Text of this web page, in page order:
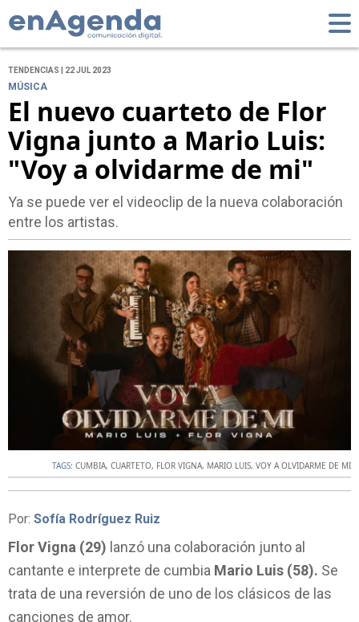
TENDENCIAS | 22 JUL 2023
MÚSICA
El nuevo cuarteto de Flor
Vigna junto a Mario Luis:
"Voy a olvidarme de mi"
Ya se puede ver el videoclip de la nueva colaboración
entre los artistas.
TAGS: CUMBIA, CUARTETO, FLOR VIGNA, MARIO LUIS, VOY A OLVIDARME DE MI
Por: Sofía Rodríguez Ruiz
Flor Vigna (29) lanzó una colaboración junto al
cantante e interprete de cumbia Mario Luis (58). Se
trata de una reversión de uno de los clásicos de las
canciones de amor.